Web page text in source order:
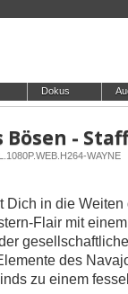
Dokus
Bösen -
WAYNE
Dich in die
Flair mit
des
zu einem